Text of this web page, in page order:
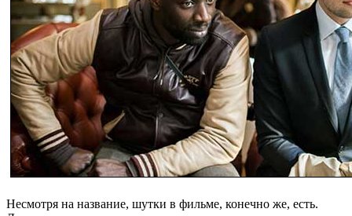
Несмотря на название, шутки в фильме, конечно же, есть.